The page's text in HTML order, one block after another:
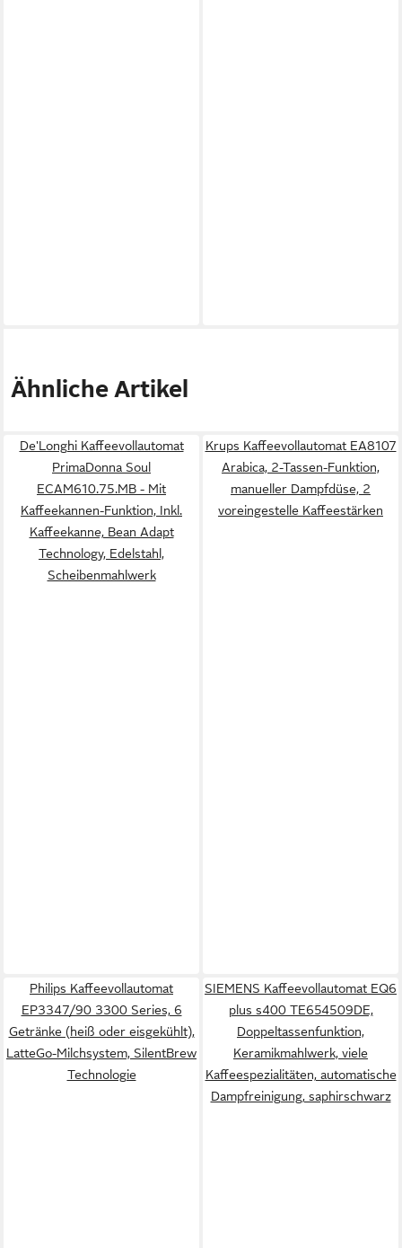
Ähnliche Artikel
De'Longhi Kaffeevollautomat
PrimaDonna Soul
ECAM610.75.MB - Mit
Kaffeekannen-Funktion, Inkl.
Kaffeekanne, Bean Adapt
Technology, Edelstahl,
Scheibenmahlwerk
Krups Kaffeevollautomat EA8107
Arabica, 2-Tassen-Funktion,
manueller Dampfdüse, 2
voreingestelle Kaffeestärken
Philips Kaffeevollautomat
EP3347/90 3300 Series, 6
Getränke (heiß oder eisgekühlt),
LatteGo-Milchsystem, SilentBrew
Technologie
SIEMENS Kaffeevollautomat EQ6
plus s400 TE654509DE,
Doppeltassenfunktion,
Keramikmahlwerk, viele
Kaffeespezialitäten, automatische
Dampfreinigung, saphirschwarz